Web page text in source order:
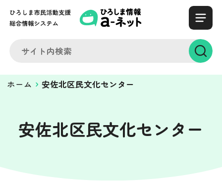
ホーム 安佐北区民文化センター
安佐北区民文化センター